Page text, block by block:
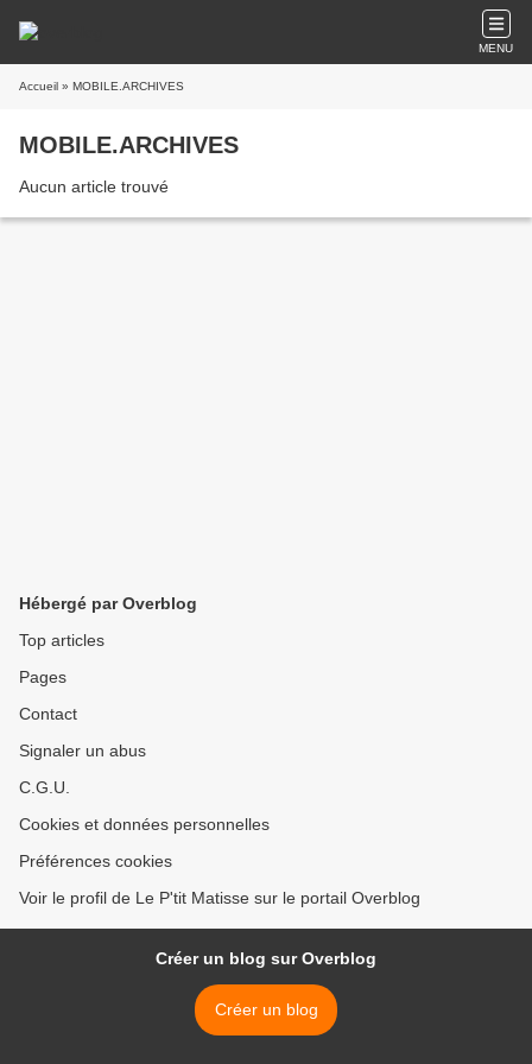
MENU
Accueil » MOBILE.ARCHIVES
MOBILE.ARCHIVES
Aucun article trouvé
Hébergé par Overblog
Top articles
Pages
Contact
Signaler un abus
C.G.U.
Cookies et données personnelles
Préférences cookies
Voir le profil de Le P'tit Matisse sur le portail Overblog
Créer un blog sur Overblog
Créer un blog